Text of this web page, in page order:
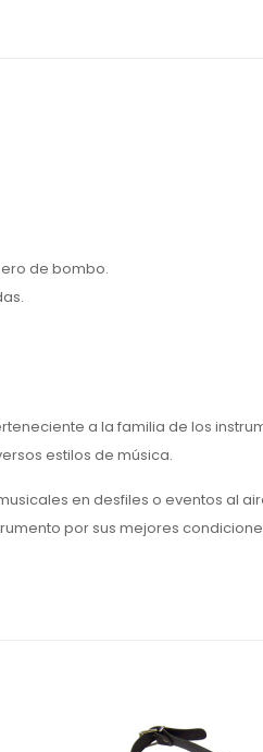
de bombo.
iente a la familia de los
estilos de música.
en desfiles o eventos al
por sus mejores